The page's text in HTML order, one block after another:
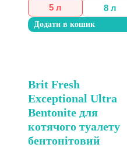
5 л 8 л
Додати в кошик
сторінці
товару
Brit Fresh
Exceptional Ultra
Bentonite для
котячого туалету
бентонітовий
товар
має
кілька
варіантів.
Параметри